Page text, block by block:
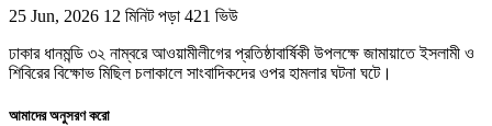
25 Jun, 2026 12 মিনিট পড়া 421 ভিউ
ঢাকার ধানমন্ডি ৩২ নাম্বরে আওয়ামীলীগের প্রতিষ্ঠাবার্ষিকী উপলক্ষে জামায়াতে ইসলামী ও
শিবিরের বিক্ষোভ মিছিল চলাকালে সাংবাদিকদের ওপর হামলার ঘটনা ঘটে।
আমাদের অনুসরণ করো